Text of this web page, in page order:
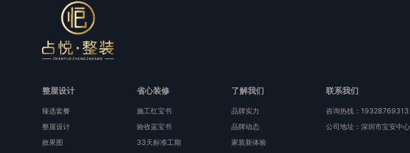
整屋设计
臻选套餐
整屋设计
效果图
省心装修
施工红宝书
验收蓝宝书
33天标准工期
了解我们
品牌实力
品牌动态
家装新体验
联系我们
咨询热线：19328769313
公司地址：深圳市宝安中